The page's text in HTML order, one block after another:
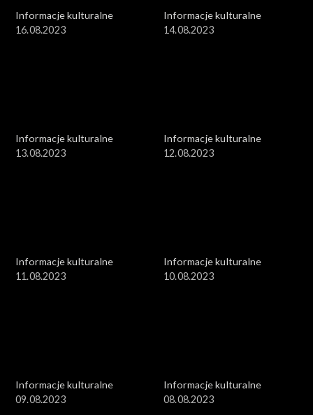
Informacje kulturalne
16.08.2023
Informacje kulturalne
14.08.2023
Informacje kulturalne
13.08.2023
Informacje kulturalne
12.08.2023
Informacje kulturalne
11.08.2023
Informacje kulturalne
10.08.2023
Informacje kulturalne
09.08.2023
Informacje kulturalne
08.08.2023